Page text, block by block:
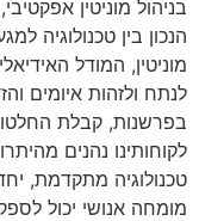
בניהול מוניטין
הנכון בין טכנולוגיה
מוניטין, המודל
לנתח ולזהות איומים
בפרשנות, קבלת
לקוחותינו נהנים
טכנולוגיה מתקדמת,
מומחה אנושי יכול